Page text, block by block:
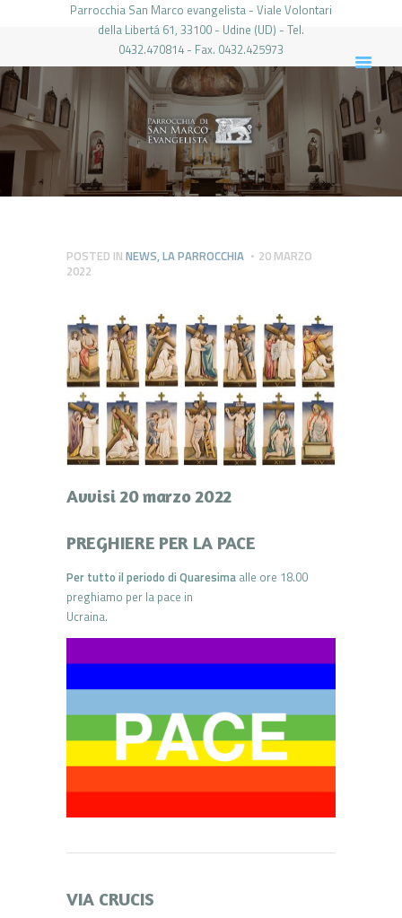
Parrocchia San Marco evangelista - Viale Volontari
della Libertá 61, 33100 - Udine (UD) - Tel.
0432.470814 - Fax. 0432.425973
PARROCCHIA DI SAN MARCO UDINE
HOME
LA PARROCCHIA
IL PARROCO
LE ATTIVITÀ
PIERABECH
FOTO E VIDEO
LOGIN
POSTED IN NEWS,LA PARROCCHIA
20 MARZO
2022
Avvisi 20 marzo 2022
PREGHIERE PER LA PACE
Per tutto il periodo di Quaresima alle ore 18.00
preghiamo per la pace in
Ucraina.
VIA CRUCIS